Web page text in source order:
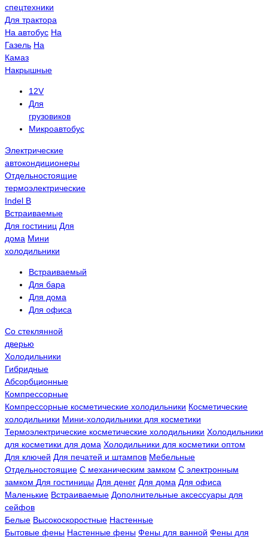
спецтехники
Для трактора
На автобус На
Газель На
Камаз
Накрышные
12V
Для
грузовиков
Микроавтобус
Электрические
автокондиционеры
Отдельностоящие
термоэлектрические
Indel B
Встраиваемые
Для гостиниц Для
дома Мини
холодильники
Встраиваемый
Для бара
Для дома
Для офиса
Со стеклянной
дверью
Холодильники
Гибридные
Абсорбционные
Компрессорные
Компрессорные косметические холодильники Косметические
холодильники Мини-холодильники для косметики
Термоэлектрические косметические холодильники Холодильники
для косметики для дома Холодильники для косметики оптом
Для ключей Для печатей и штампов Мебельные
Отдельностоящие С механическим замком С электронным
замком Для гостиницы Для денег Для дома Для офиса
Маленькие Встраиваемые Дополнительные аксессуары для
сейфов
Белые Высокоскоростные Настенные
Бытовые фены Настенные фены Фены для ванной Фены для